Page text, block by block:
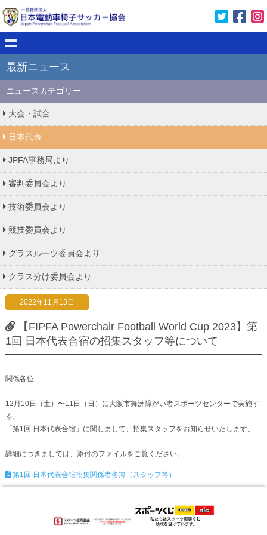
最新ニュース
ニュースカテゴリー
大会・試合
日本代表
JPFA事務局より
審判委員会より
技術委員会より
競技委員会より
グラスルーツ委員会より
クラス分け委員会より
2022年11月13日
【FIPFA Powerchair Football World Cup 2023】第
1回 日本代表合宿の招集スタッフ等について
関係各位
12月10日（土）〜11日（日）に大阪市舞洲障がい者スポーツセンターで実施す
る、
「第1回 日本代表合宿」に関しまして、招集スタッフをお知らせいたします。
詳細につきましては、添付のファイルをご覧ください。
第1回 日本代表合宿招集関係者名簿（スタッフ等）